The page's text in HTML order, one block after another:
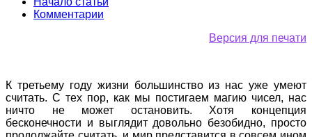
Комментарии
Версия для печати
К третьему году жизни большинство из нас уже умеют
считать. С тех пор, как мы постигаем магию чисел, нас
ничто не может остановить. Хотя концепция
бесконечности и выглядит довольно безобидно, просто